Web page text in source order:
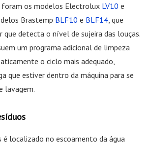
foram os modelos Electrolux LV10 e
Brastemp BLF10 e BLF14, que
que detecta o nível de sujeira das louças.
um programa adicional de limpeza
o ciclo mais adequado,
que estiver dentro da máquina para se
lavagem.
localizado no escoamento da água